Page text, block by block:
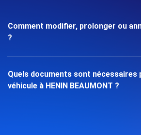
Comment modifier, prolonger ou
?
Quels documents sont nécessaires
véhicule à HENIN BEAUMONT ?